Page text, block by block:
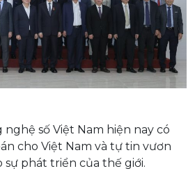
số Việt Nam hiện nay có
cho Việt Nam và tự tin vươn
phát triển của thế giới.